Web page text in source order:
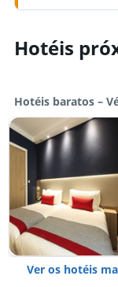
Hotéis
Hotéis baratos –
Ver os hotéis